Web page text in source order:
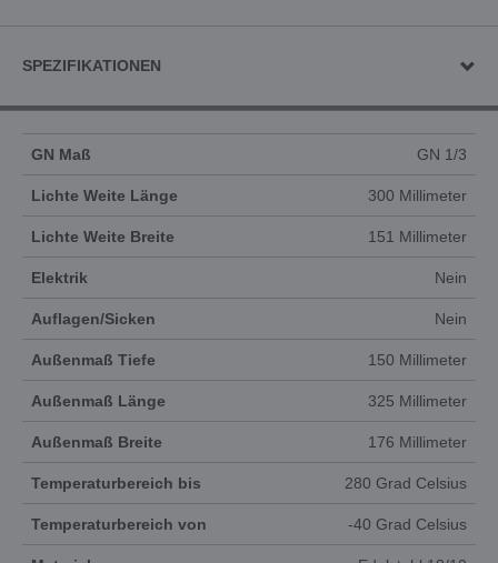
SPEZIFIKATIONEN
GN Maß GN 1/3
Lichte Weite Länge 300 Millimeter
Lichte Weite Breite 151 Millimeter
Elektrik Nein
Auflagen/Sicken Nein
Außenmaß Tiefe 150 Millimeter
Außenmaß Länge 325 Millimeter
Außenmaß Breite 176 Millimeter
Temperaturbereich bis 280 Grad Celsius
Temperaturbereich von -40 Grad Celsius